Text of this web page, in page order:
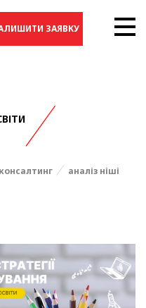
ЗАЯВКУ
консалтинг
аналіз ніші